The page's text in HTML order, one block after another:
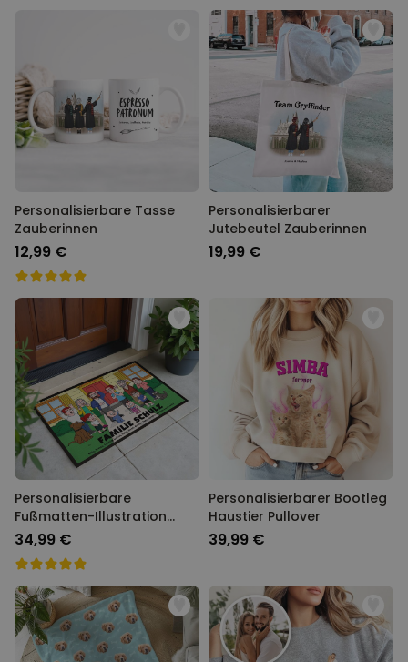
Personalisierbare Tasse
Zauberinnen
12,99 €
Personalisierbarer
Jutebeutel Zauberinnen
19,99 €
Personalisierbare
Fußmatten-Illustration
Zeichentrick Familie
34,99 €
Personalisierbarer Bootleg
Haustier Pullover
39,99 €